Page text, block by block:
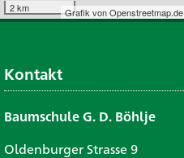
2 km Grafik vonOpenstreetmap.de
Kontakt
Baumschule G. D. Böhlje
Oldenburger Strasse 9